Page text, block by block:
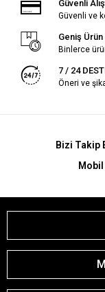
Güvenli
Güvenli ve
Geniş
Binlerce
7 / 24
Öneri ve
Bizi Takip
Mobil